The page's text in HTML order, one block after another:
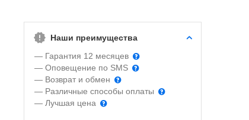
Наши преимущества
— Гарантия 12 месяцев
— Оповещение по SMS
— Возврат и обмен
— Различные способы оплаты
— Лучшая цена